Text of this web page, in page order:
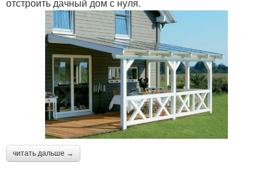
читать дальше →